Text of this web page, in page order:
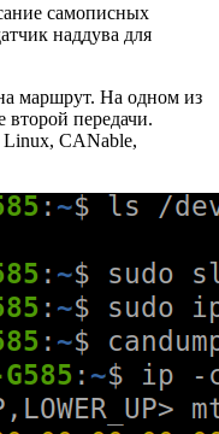
самописных
наддува для
маршрут. На одном из
передачи.
Linux, CANable,